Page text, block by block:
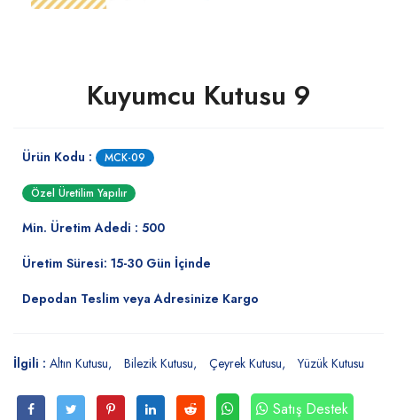
Kuyumcu Kutusu 9
Ürün Kodu : MCK-09
Özel Üretilim Yapılır
Min. Üretim Adedi : 500
Üretim Süresi: 15-30 Gün İçinde
Depodan Teslim veya Adresinize Kargo
İlgili : Altın Kutusu Bilezik Kutusu Çeyrek Kutusu Yüzük Kutusu
Satış Destek